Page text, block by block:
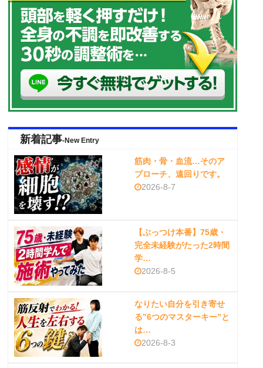
新着記事-New Entry
筋肉・骨・血流…そのア
プローチ、遠回りです。
2026-8-7
【ぶっつけ本番】75歳・
完全未経験がたった2時間
学…
2026-8-5
なりたい自分を引き寄せ
る”6つのマスターキー”と
は…
2026-8-3